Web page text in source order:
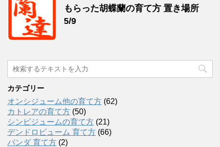
もらった胡蝶蘭の育て方 置き場所
5/9
カテゴリー
オンシジューム他の育て方 (62)
カトレアの育て方 (50)
シンビジュームの育て方 (21)
デンドロビューム 育て方 (66)
バンダ 育て方 (2)